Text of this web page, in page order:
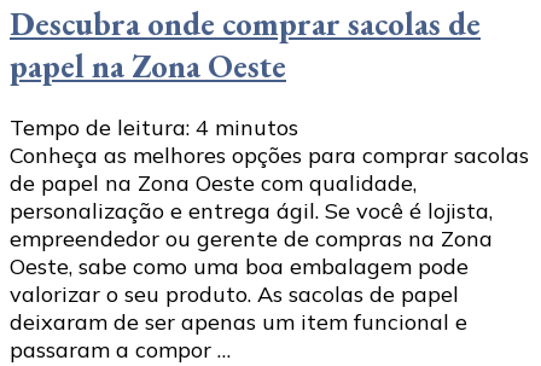
Descubra onde comprar sacolas de
papel na Zona Oeste
Tempo de leitura: 4 minutos
Conheça as melhores opções para comprar sacolas
de papel na Zona Oeste com qualidade,
personalização e entrega ágil. Se você é lojista,
empreendedor ou gerente de compras na Zona
Oeste, sabe como uma boa embalagem pode
valorizar o seu produto. As sacolas de papel
deixaram de ser apenas um item funcional e
passaram a compor …